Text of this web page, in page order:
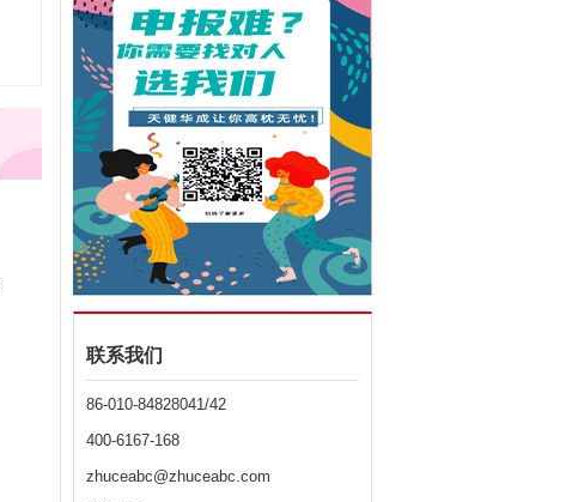
联系我们
86-010-84828041/42
400-6167-168
zhuceabc@zhuceabc.com